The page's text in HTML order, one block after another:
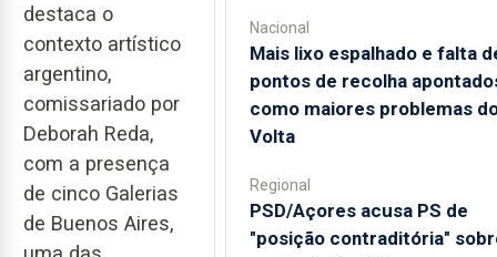
destaca o
contexto artístico
argentino,
comissariado por
Deborah Reda,
com a presença
de cinco Galerias
de Buenos Aires,
Nacional
Mais lixo espalhado e falta
pontos de recolha
como maiores problemas
Volta
Regional
PSD/Açores acusa PS de
"posição contraditória"